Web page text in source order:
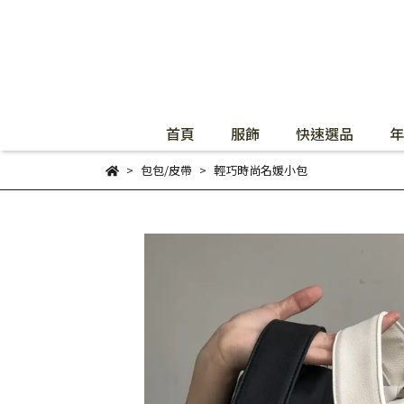
首頁 服飾 快速選品
包包/皮帶 輕巧時尚名媛小包